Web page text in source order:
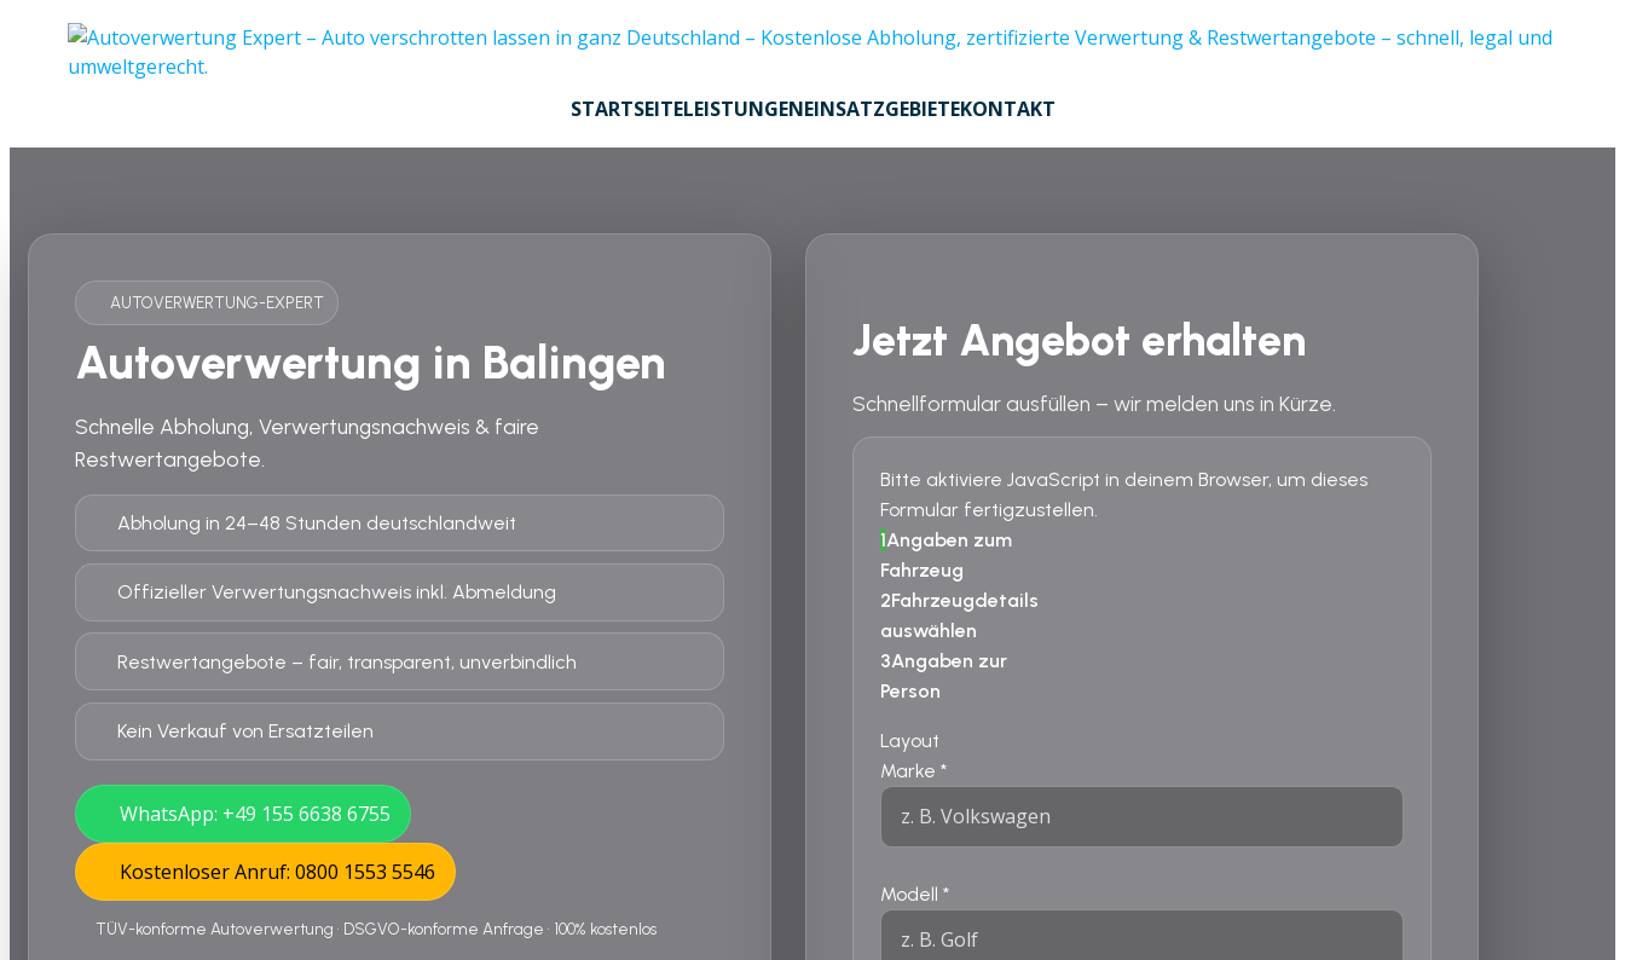
STARTSEITELEISTUNGENEINSATZGEBIETEKONTAKT
AUTOVERWERTUNG-EXPERT
Autoverwertung in Balingen
Schnelle Abholung, Verwertungsnachweis & faire
Restwertangebote.
Abholung in 24–48 Stunden deutschlandweit
Offizieller Verwertungsnachweis inkl. Abmeldung
Restwertangebote – fair, transparent, unverbindlich
Kein Verkauf von Ersatzteilen
WhatsApp: +49 155 6638 6755
Kostenloser Anruf: 0800 1553 5546
TÜV-konforme Autoverwertung • DSGVO-konforme Anfrage • 100% kostenlos
Jetzt Angebot erhalten
Schnellformular ausfüllen – wir melden uns in Kürze.
Bitte aktiviere JavaScript in deinem Browser, um dieses
Formular fertigzustellen.
1Angaben zum
Fahrzeug
2Fahrzeugdetails
auswählen
3Angaben zur
Person
Layout
Marke*
Modell*